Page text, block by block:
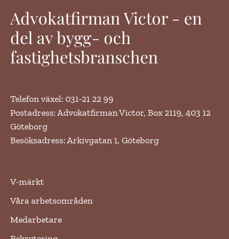
Advokatfirman Victor - en
del av bygg- och
fastighetsbranschen
Telefon växel: 031-21 22 99
Postadress: Advokatfirman Victor, Box 2119, 403 12
Göteborg
Besöksadress: Arkivgatan 1, Göteborg
V-märkt
Våra arbetsområden
Medarbetare